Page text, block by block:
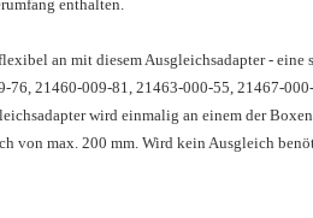
enthalten.
an mit diesem Ausgleichsadapter -
21460-009-81, 21463-000-55, 21467-
wird einmalig an einem der
von max. 200 mm. Wird kein Ausgleich